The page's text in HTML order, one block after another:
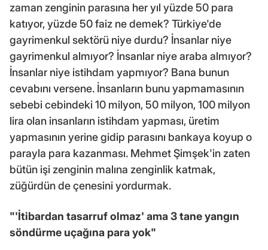
zaman zenginin parasına her yıl yüzde 50 para
katıyor, yüzde 50 faiz ne demek? Türkiye'de
gayrimenkul sektörü niye durdu? İnsanlar niye
gayrimenkul almıyor? İnsanlar niye araba almıyor?
İnsanlar niye istihdam yapmıyor? Bana bunun
cevabını versene. İnsanların bunu yapmamasının
sebebi cebindeki 10 milyon, 50 milyon, 100 milyon
lira olan insanların istihdam yapması, üretim
yapmasının yerine gidip parasını bankaya koyup o
parayla para kazanması. Mehmet Şimşek'in zaten
bütün işi zenginin malına zenginlik katmak,
züğürdün de çenesini yordurmak.
"'İtibardan tasarruf olmaz' ama 3 tane yangın
söndürme uçağına para yok"